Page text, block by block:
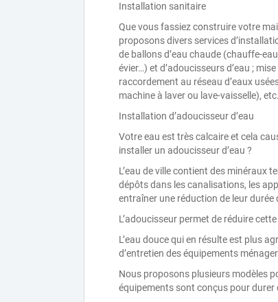
Installation sanitaire
Que vous fassiez construire votre
proposons divers services
de ballons d’eau chaude (chauffe-
évier…) et d’adoucisseurs d’eau ;
raccordement au réseau d’eaux
machine à laver ou lave-vaisselle),
Installation d’adoucisseur d’eau
Votre eau est très calcaire et cela
installer un adoucisseur d’eau ?
L’eau de ville contient des minéraux
dépôts dans les canalisations, les
entraîner une réduction de leur durée
L’adoucisseur permet de réduire
L’eau douce qui en résulte est plus
d’entretien des équipements
Nous proposons plusieurs modèles
équipements sont conçus pour durer